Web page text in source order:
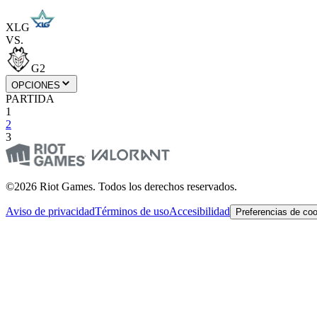
XLG
VS.
G2
OPCIONES
PARTIDA
1
2
3
©2026 Riot Games. Todos los derechos reservados.
Aviso de privacidadTérminos de usoAccesibilidad Preferencias de